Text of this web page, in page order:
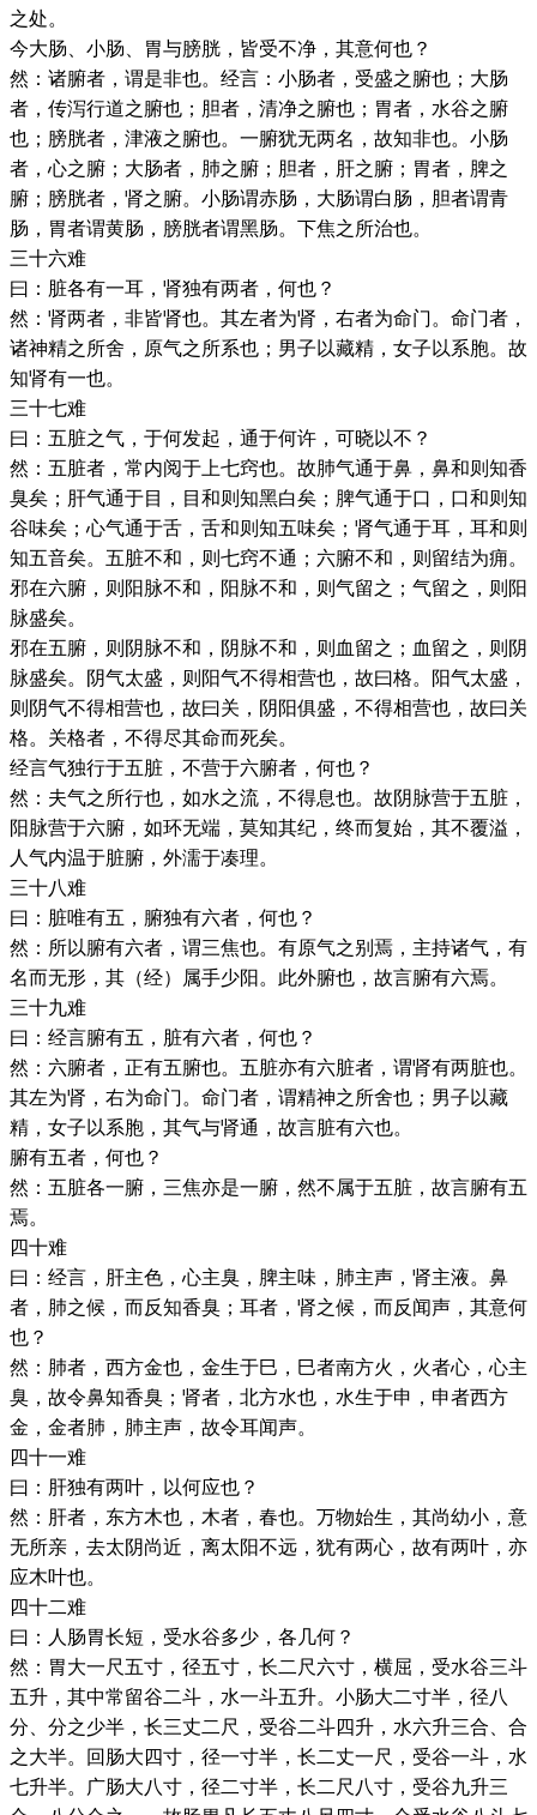
之处。
今大肠、小肠、胃与膀胱，皆受不净，其意何也？
然：诸腑者，谓是非也。经言：小肠者，受盛之腑也；大肠
者，传泻行道之腑也；胆者，清净之腑也；胃者，水谷之腑
也；膀胱者，津液之腑也。一腑犹无两名，故知非也。小肠
者，心之腑；大肠者，肺之腑；胆者，肝之腑；胃者，脾之
腑；膀胱者，肾之腑。小肠谓赤肠，大肠谓白肠，胆者谓青
肠，胃者谓黄肠，膀胱者谓黑肠。下焦之所治也。
三十六难
曰：脏各有一耳，肾独有两者，何也？
然：肾两者，非皆肾也。其左者为肾，右者为命门。命门者，
诸神精之所舍，原气之所系也；男子以藏精，女子以系胞。故
知肾有一也。
三十七难
曰：五脏之气，于何发起，通于何许，可晓以不？
然：五脏者，常内阅于上七窍也。故肺气通于鼻，鼻和则知香
臭矣；肝气通于目，目和则知黑白矣；脾气通于口，口和则知
谷味矣；心气通于舌，舌和则知五味矣；肾气通于耳，耳和则
知五音矣。五脏不和，则七窍不通；六腑不和，则留结为痈。
邪在六腑，则阳脉不和，阳脉不和，则气留之；气留之，则阳
脉盛矣。
邪在五腑，则阴脉不和，阴脉不和，则血留之；血留之，则阴
脉盛矣。阴气太盛，则阳气不得相营也，故曰格。阳气太盛，
则阴气不得相营也，故曰关，阴阳俱盛，不得相营也，故曰关
格。关格者，不得尽其命而死矣。
经言气独行于五脏，不营于六腑者，何也？
然：夫气之所行也，如水之流，不得息也。故阴脉营于五脏，
阳脉营于六腑，如环无端，莫知其纪，终而复始，其不覆溢，
人气内温于脏腑，外濡于凑理。
三十八难
曰：脏唯有五，腑独有六者，何也？
然：所以腑有六者，谓三焦也。有原气之别焉，主持诸气，有
名而无形，其（经）属手少阳。此外腑也，故言腑有六焉。
三十九难
曰：经言腑有五，脏有六者，何也？
然：六腑者，正有五腑也。五脏亦有六脏者，谓肾有两脏也。
其左为肾，右为命门。命门者，谓精神之所舍也；男子以藏
精，女子以系胞，其气与肾通，故言脏有六也。
腑有五者，何也？
然：五脏各一腑，三焦亦是一腑，然不属于五脏，故言腑有五
焉。
四十难
曰：经言，肝主色，心主臭，脾主味，肺主声，肾主液。鼻
者，肺之候，而反知香臭；耳者，肾之候，而反闻声，其意何
也？
然：肺者，西方金也，金生于巳，巳者南方火，火者心，心主
臭，故令鼻知香臭；肾者，北方水也，水生于申，申者西方
金，金者肺，肺主声，故令耳闻声。
四十一难
曰：肝独有两叶，以何应也？
然：肝者，东方木也，木者，春也。万物始生，其尚幼小，意
无所亲，去太阴尚近，离太阳不远，犹有两心，故有两叶，亦
应木叶也。
四十二难
曰：人肠胃长短，受水谷多少，各几何？
然：胃大一尺五寸，径五寸，长二尺六寸，横屈，受水谷三斗
五升，其中常留谷二斗，水一斗五升。小肠大二寸半，径八
分、分之少半，长三丈二尺，受谷二斗四升，水六升三合、合
之大半。回肠大四寸，径一寸半，长二丈一尺，受谷一斗，水
七升半。广肠大八寸，径二寸半，长二尺八寸，受谷九升三